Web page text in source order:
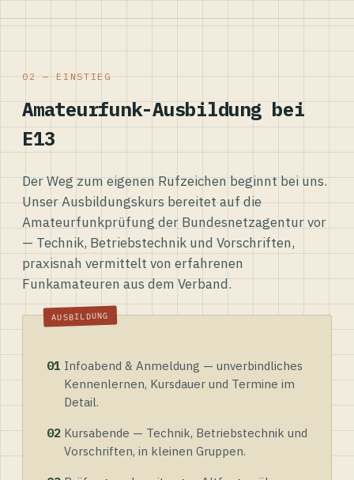
02 — EINSTIEG
Amateurfunk-Ausbildung bei
E13
Der Weg zum eigenen Rufzeichen beginnt bei uns.
Unser Ausbildungskurs bereitet auf die
Amateurfunkprüfung der Bundesnetzagentur vor
— Technik, Betriebstechnik und Vorschriften,
praxisnah vermittelt von erfahrenen
Funkamateuren aus dem Verband.
01 Infoabend & Anmeldung — unverbindliches
Kennenlernen, Kursdauer und Termine im
Detail.
02 Kursabende — Technik, Betriebstechnik und
Vorschriften, in kleinen Gruppen.